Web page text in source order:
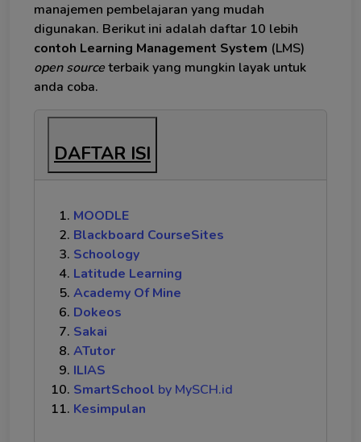
manajemen pembelajaran yang mudah
digunakan. Berikut ini adalah daftar 10 lebih
contoh Learning Management System (LMS)
open sourceterbaik yang mungkin layak untuk
anda coba.
DAFTAR ISI
MOODLE
Blackboard CourseSites
Schoology
Latitude Learning
Academy Of Mine
Dokeos
Sakai
ATutor
ILIAS
SmartSchool by MySCH.id
Kesimpulan